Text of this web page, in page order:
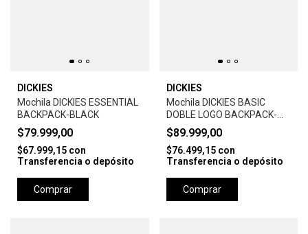
DICKIES
Mochila DICKIES ESSENTIAL
BACKPACK-BLACK
$79.999,00
$67.999,15 con
Transferencia o depósito
Comprar
DICKIES
Mochila DICKIES BASIC
DOBLE LOGO BACKPACK-
BLACK
$89.999,00
$76.499,15 con
Transferencia o depósito
Comprar